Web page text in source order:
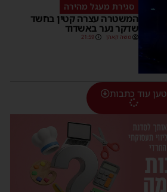
סגירת מעגל מהירה
המשטרה עצרה קטין בחשד
שדקר נער באשדוד
משה קאהן 21:59
טען עוד כתבות